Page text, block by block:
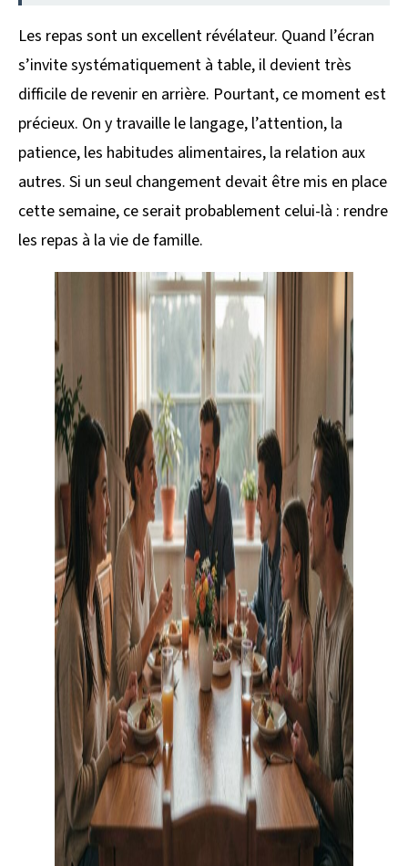
Les repas sont un excellent révélateur. Quand l’écran
s’invite systématiquement à table, il devient très
difficile de revenir en arrière. Pourtant, ce moment est
précieux. On y travaille le langage, l’attention, la
patience, les habitudes alimentaires, la relation aux
autres. Si un seul changement devait être mis en place
cette semaine, ce serait probablement celui-là : rendre
les repas à la vie de famille.